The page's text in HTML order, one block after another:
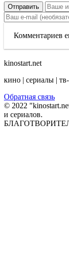
Отправить
Комментариев
kinostart.net
кино | сериалы |
Обратная связь
© 2022
и сериалов.